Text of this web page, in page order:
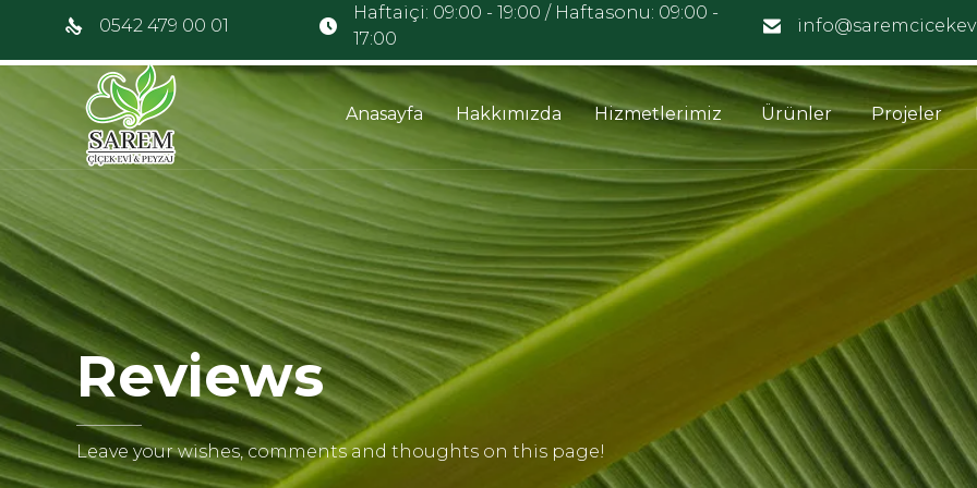
0542 479 00 01
Haftaiçi: 09:00 - 19:00 / Haftasonu: 09:00 -
17:00
Anasayfa Hakkımızda Hizmetlerimiz Ürünler Projeler
Reviews
Leave your wishes, comments and thoughts on this page!